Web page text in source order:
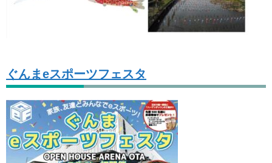
ぐんまeスポーツフェスタ